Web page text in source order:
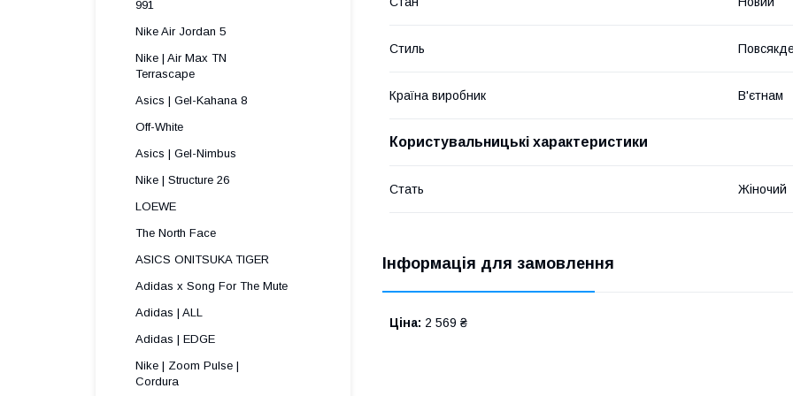
Стиль
Країна виробник В'єтнам
Користувальницькі характеристики
Стать Жіночий
Інформація для замовлення
Ціна: 2 569 ₴
991 ​
Nike Air Jordan 5
Nike | Air Max TN
Terrascape ​
Asics | Gel-Kahana 8
Off-White
Asics | Gel-Nimbus
Nike | Structure 26
LOEWE
The North Face
ASICS ONITSUKA TIGER
Adidas x Song For The Mute
Adidas | ALL
Adidas | EDGE
Nike | Zoom Pulse |
Cordura ​